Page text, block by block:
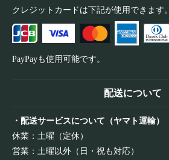
クレジットカードは下記が使用できます。
PayPayも使用可能です。
配送について
・配送サービスについて（ヤマト運輸）
休業：土曜（定休）
営業：土曜以外（日・祝も対応）